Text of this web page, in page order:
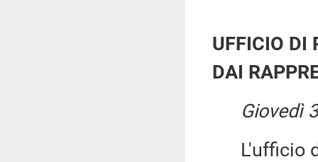
UFFICIO DI
DAI
Giovedì
L'ufficio di